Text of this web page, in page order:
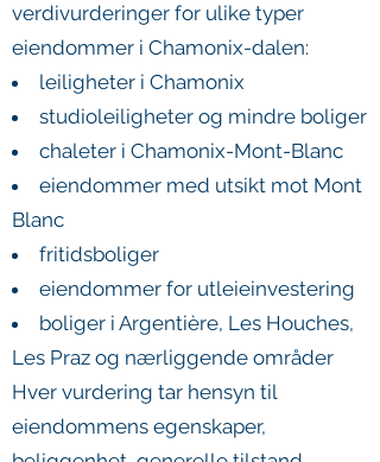
verdivurderinger for ulike typer
eiendommer i Chamonix-dalen:
leiligheter i Chamonix
studioleiligheter og mindre boliger
chaleter i Chamonix-Mont-Blanc
eiendommer med utsikt mot Mont
Blanc
fritidsboliger
eiendommer for utleieinvestering
boliger i Argentière, Les Houches,
Les Praz og nærliggende områder
Hver vurdering tar hensyn til
eiendommens egenskaper,